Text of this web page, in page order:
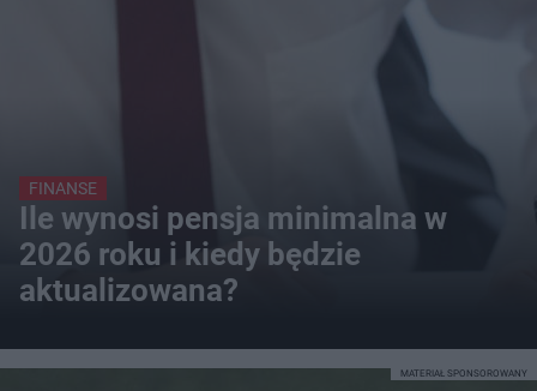
FINANSE
Ile wynosi pensja minimalna w
2026 roku i kiedy będzie
aktualizowana?
MATERIAŁ SPONSOROWANY